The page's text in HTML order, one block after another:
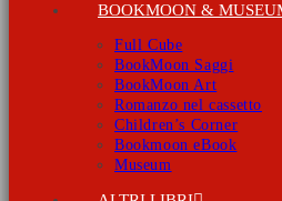
BOOKMOON &
Full Cube
BookMoon Saggi
BookMoon Art
Romanzo nel cassetto
Children’s Corner
Bookmoon eBook
Museum